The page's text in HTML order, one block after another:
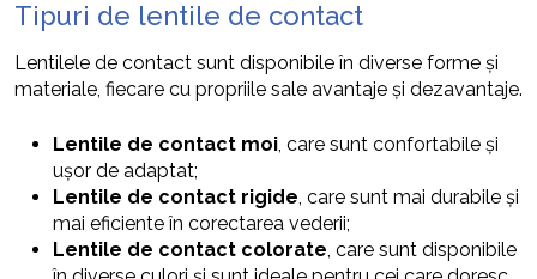
Tipuri de lentile de contact
Lentilele de contact sunt disponibile în diverse forme și
materiale, fiecare cu propriile sale avantaje și dezavantaje.
Lentile de contact moi , care sunt confortabile și
ușor de adaptat;
Lentile de contact rigide , care sunt mai durabile și
mai eficiente în corectarea vederii;
Lentile de contact colorate , care sunt disponibile